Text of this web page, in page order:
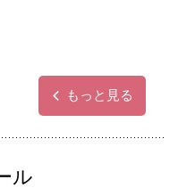
もっと見る
ル